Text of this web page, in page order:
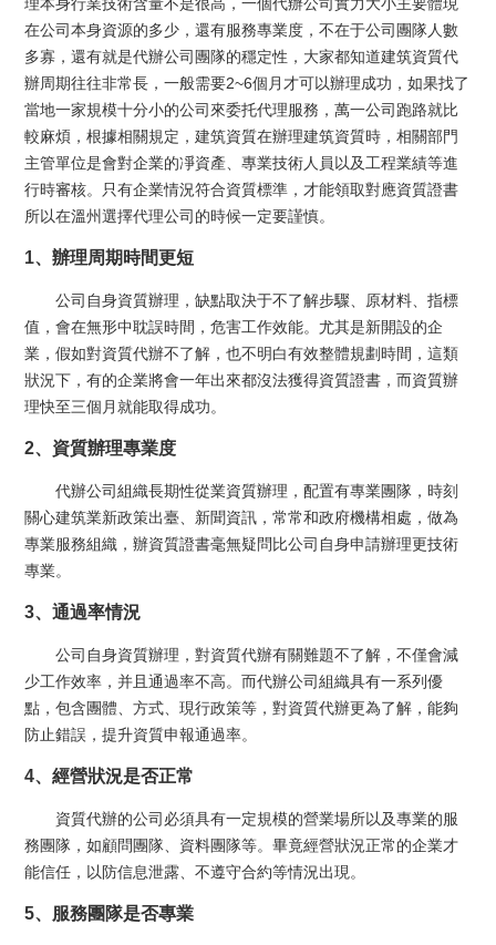
在公司本身資源的多少，還有服務專業度，不在于公司團隊人數
多寡，還有就是代辦公司團隊的穩定性，大家都知道建筑資質代
辦周期往往非常長，一般需要2~6個月才可以辦理成功，如果找了
當地一家規模十分小的公司來委托代理服務，萬一公司跑路就比
較麻煩，根據相關規定，建筑資質在辦理建筑資質時，相關部門
主管單位是會對企業的凈資產、專業技術人員以及工程業績等進
行時審核。只有企業情況符合資質標準，才能領取對應資質證書
所以在溫州選擇代理公司的時候一定要謹慎。
1、辦理周期時間更短
公司自身資質辦理，缺點取決于不了解步驟、原材料、指標
值，會在無形中耽誤時間，危害工作效能。尤其是新開設的企
業，假如對資質代辦不了解，也不明白有效整體規劃時間，這類
狀況下，有的企業將會一年出來都沒法獲得資質證書，而資質辦
理快至三個月就能取得成功。
2、資質辦理專業度
代辦公司組織長期性從業資質辦理，配置有專業團隊，時刻
關心建筑業新政策出臺、新聞資訊，常常和政府機構相處，做為
專業服務組織，辦資質證書毫無疑問比公司自身申請辦理更技術
專業。
3、通過率情況
公司自身資質辦理，對資質代辦有關難題不了解，不僅會減
少工作效率，并且通過率不高。而代辦公司組織具有一系列優
點，包含團體、方式、現行政策等，對資質代辦更為了解，能夠
防止錯誤，提升資質申報通過率。
4、經營狀況是否正常
資質代辦的公司必須具有一定規模的營業場所以及專業的服
務團隊，如顧問團隊、資料團隊等。畢竟經營狀況正常的企業才
能信任，以防信息泄露、不遵守合約等情況出現。
5、服務團隊是否專業